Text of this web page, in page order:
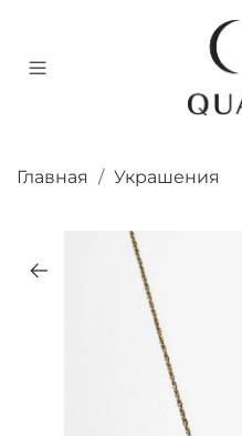
Главная Украшения